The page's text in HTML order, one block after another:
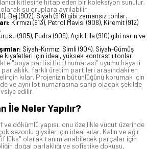
şu gruplara ayrılabilir:
Bej (902), Siyah (916) gibi zamansız tonlar.
Kırmızı (913), Petrol Mavisi (908), Kiremit (912)
(905), Pudra (909), Açık Lila (910) gibi narin ve
Siyah-Kırmızı Simli (904), Siyah-Gümüş
kıyafetleri için ideal, yüksek kontrastlı tonlar.
"boya partisi (lot) numarası" uyumu hayati
farklı üretim partileri arasındaki en
kılar. Projenizin bütünlüğünü korumak için
ve aynı lot numarasına sahip olacak şekilde
edilir.
İle Neler Yapılır?
dökümlü yapısı, onu özellikle vücut üzerinde
sezonlu giysiler için ideal kılar. Kalın ve ağır
lüks" olarak tanımlanabilecek parçalar için
doğal parlaklığı ve sofistike dokusu,